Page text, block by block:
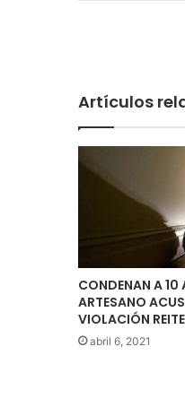
Artículos
CONDENAN A 10
ARTESANO
VIOLACIÓN
abril 6, 2021